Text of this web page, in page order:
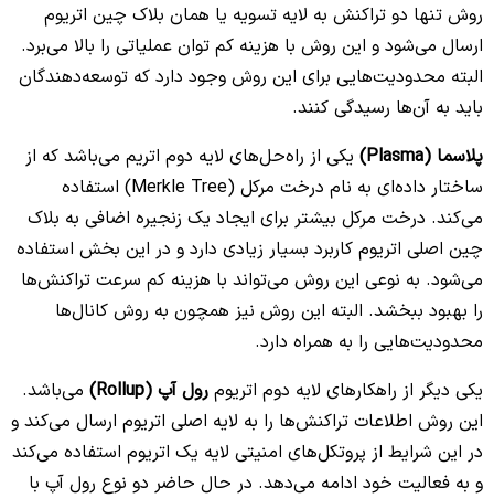
روش تنها دو تراکنش به لایه تسویه یا همان بلاک چین اتریوم
ارسال می‌شود و این روش با هزینه کم توان عملیاتی را بالا می‌برد.
البته محدودیت‌هایی برای این روش وجود دارد که توسعه‌دهندگان
باید به آن‌ها رسیدگی کنند.
پلاسما (Plasma)
یکی از راه‌حل‌های لایه دوم اتریم می‌باشد که از
ساختار داده‌‌ای به نام درخت مرکل (Merkle Tree) استفاده
می‌کند. درخت مرکل بیشتر برای ایجاد یک زنجیره اضافی به بلاک
چین اصلی اتریوم کاربرد بسیار زیادی دارد و در این بخش استفاده
می‌شود. به نوعی این روش می‌تواند با هزینه کم سرعت تراکنش‌ها
را بهبود ببخشد. البته این روش نیز همچون به روش کانال‌ها
محدودیت‌هایی را به همراه دارد.
یکی دیگر از راهکارهای لایه دوم اتریوم رول آپ‌ (Rollup)
می‌باشد.
این روش اطلاعات تراکنش‌ها را به لایه اصلی اتریوم ارسال می‌کند و
در این شرایط از پروتکل‌های امنیتی لایه یک اتریوم استفاده می‌کند
و به فعالیت خود ادامه می‌دهد. در حال حاضر دو نوع رول آپ با